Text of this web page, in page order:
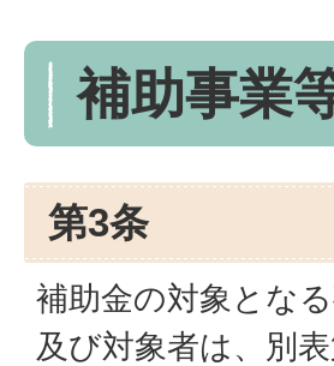
補助事業
第3条
補助金の対象とな
及び対象者は、別